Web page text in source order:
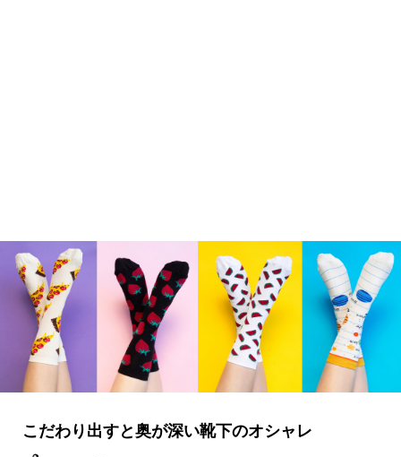
こだわり出すと奥が深い靴下のオシャレ